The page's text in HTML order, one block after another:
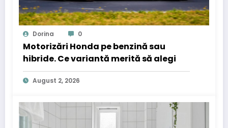
Dorina 0
Motorizări Honda pe benzină sau
hibride. Ce variantă merită să alegi
August 2, 2026